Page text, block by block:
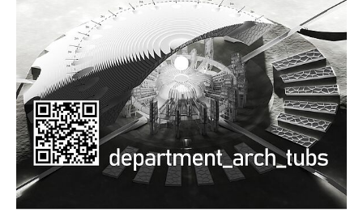
Documents and Downloads